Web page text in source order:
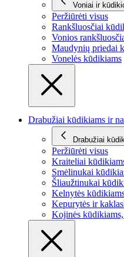
Voniai ir
Peržiūrėti visus
Rankšluosčiai
Vonios
Maudynių priedai
Vonelės kūdikiams
Drabužiai kūdikiams ir
Drabužiai
Peržiūrėti visus
Kraiteliai
Smėlinukai
Šliaužtinukai
Kelnytės
Kepurytės ir
Kojinės